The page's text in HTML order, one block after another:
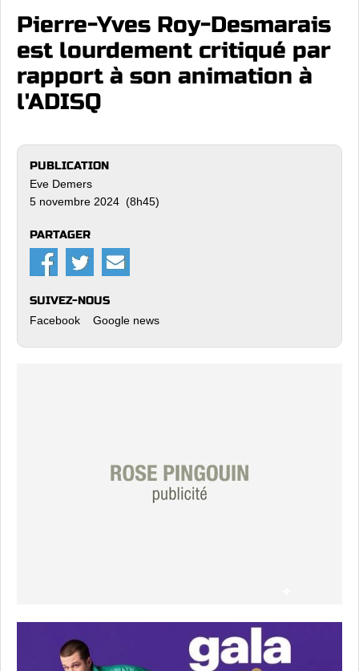
Pierre-Yves Roy-Desmarais
est lourdement critiqué par
rapport à son animation à
l'ADISQ
PUBLICATION
Eve Demers
5 novembre 2024 (8h45)
PARTAGER
SUIVEZ-NOUS
Facebook Google news